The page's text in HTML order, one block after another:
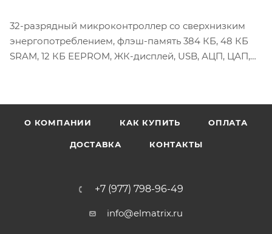
32-разрядный микроконтроллер со сверхнизким
энергопотреблением, флэш-память 384 КБ, 48 КБ
SRAM, 12 КБ EEPROM, ЖК-дисплей, USB, АЦП, ЦАП,
О КОМПАНИИ КАК КУПИТЬ ОПЛАТА
ДОСТАВКА КОНТАКТЫ
+7 (977) 798-96-49
info@elmatrix.ru